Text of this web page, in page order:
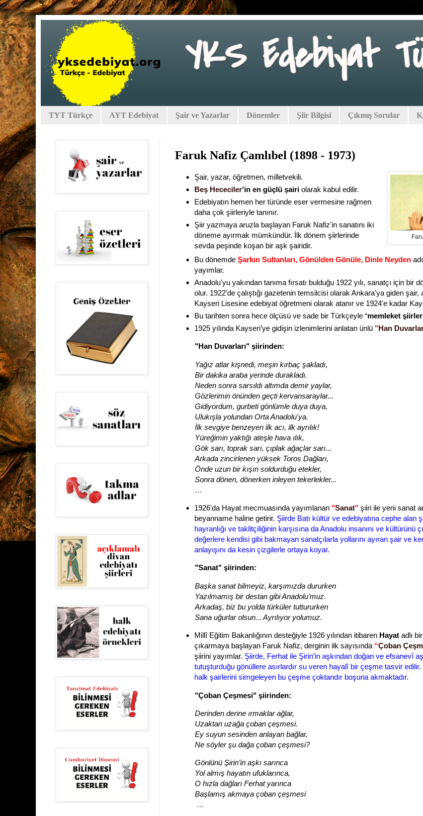
TYT Türkçe AYT Edebiyat Şair ve Yazarlar Dönemler Şiir Bilgisi Çıkmış Sorular
Faruk Nafiz Çamlıbel (1898 - 1973)
Şair, yazar, öğretmen, milletvekili.
Beş Hececiler'in en güçlü şairiolarak kabul edilir.
Edebiyatın hemen her türünde eser vermesine rağmen
daha çok şiirleriyle tanınır.
Şiir yazmaya aruzla başlayan Faruk Nafiz'in sanatını iki
döneme ayırmak mümkündür. İlk dönem şiirlerinde
sevda peşinde koşan bir aşk şairidir.
Bu dönemde Şarkın Sultanları, Gönülden Gönüle, Dinle Neyden
yayımlar.
Anadolu'yu yakından tanıma fırsatı bulduğu 1922 yılı, sanatçı için bir
olur. 1922'de çalıştığı gazetenin temsilcisi olarak Ankara'ya giden şair,
Kayseri Lisesine edebiyat öğretmeni olarak atanır ve 1924'e kadar
Bu tarihten sonra hece ölçüsü ve sade bir Türkçeyle“memleket
1925 yılında Kayseri’ye gidişin izlenimlerini anlatan ünlü "Han
"Han Duvarları" şiirinden:
Yağız atlar kişnedi, meşin kırbaç şakladı,
Bir dakika araba yerinde durakladı.
Neden sonra sarsıldı altımda demir yaylar,
Gözlerimin önünden geçti kervansaraylar...
Gidiyordum, gurbeti gönlümle duya duya,
Ulukışla yolundan Orta Anadolu'ya.
İlk sevgiye benzeyen ilk acı, ilk ayrılık!
Yüreğimin yaktığı ateşle hava ılık,
Gök sarı, toprak sarı, çıplak ağaçlar sarı...
Arkada zincirlenen yüksek Toros Dağları,
Önde uzun bir kışın soldurduğu etekler,
Sonra dönen, dönerken inleyen tekerlekler...
…
1926'da Hayat mecmuasında yayımlanan "Sanat"şiiri ile yeni sanat
beyanname haline getirir. Şiirde Batı kültür ve edebiyatına cephe alan
hayranlığı ve taklitçiliğinin karşısına da Anadolu insanını ve kültürünü
değerlere kendisi gibi bakmayan sanatçılarla yollarını ayıran şair ve
anlayışını da kesin çizgilerle ortaya koyar.
"Sanat" şiirinden:
Başka sanat bilmeyiz, karşımızda dururken
Yazılmamış bir destan gibi Anadolu’muz.
Arkadaş, biz bu yolda türküler tuttururken
Sana uğurlar olsun... Ayrılıyor yolumuz.
Millî Eğitim Bakanlığının desteğiyle 1926 yılından itibaren Hayatadlı
çıkarmaya başlayan Faruk Nafiz, derginin ilk sayısında “Çoban
şiirini yayımlar. Şiirde, Ferhat ile Şirin’in aşkından doğan ve efsanevî
tutuşturduğu gönüllere asırlardır su veren hayalî bir çeşme tasvir
halk şairlerini simgeleyen bu çeşme çoktandır boşuna akmaktadır.
"Çoban Çeşmesi" şiirinden:
Derinden derine ırmaklar ağlar,
Uzaktan uzağa çoban çeşmesi.
Ey suyun sesinden anlayan bağlar,
Ne söyler şu dağa çoban çeşmesi?
Gönlünü Şirin’in aşkı sarınca
Yol almış hayatın ufuklarınca,
O hızla dağları Ferhat yarınca
Başlamış akmaya çoban çeşmesi
…